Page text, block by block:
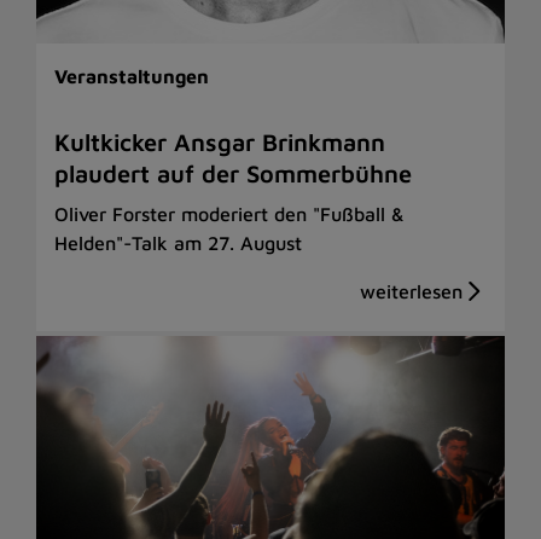
Veranstaltungen
Kultkicker Ansgar Brinkmann
plaudert auf der Sommerbühne
Oliver Forster moderiert den "Fußball &
Helden"-Talk am 27. August